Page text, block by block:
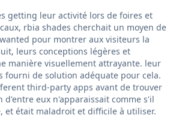
getting leur activité lors de foires et
rbia shades cherchait un moyen de
pour montrer aux visiteurs la
leurs conceptions légères et
manière visuellement attrayante. leur
fourni de solution adéquate pour cela.
third-party apps avant de trouver
d'entre eux n'apparaissait comme s'il
et était maladroit et difficile à utiliser.